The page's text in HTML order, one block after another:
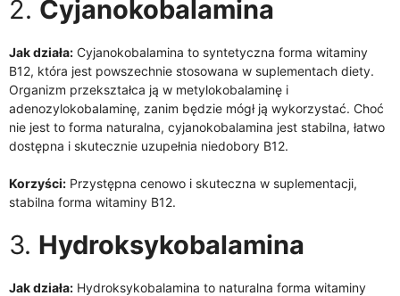
2. Cyjanokobalamina
Jak działa: Cyjanokobalamina to syntetyczna forma witaminy
B12, która jest powszechnie stosowana w suplementach diety.
Organizm przekształca ją w metylokobalaminę i
adenozylokobalaminę, zanim będzie mógł ją wykorzystać. Choć
nie jest to forma naturalna, cyjanokobalamina jest stabilna, łatwo
dostępna i skutecznie uzupełnia niedobory B12.
Korzyści: Przystępna cenowo i skuteczna w suplementacji,
stabilna forma witaminy B12.
3. Hydroksykobalamina
Jak działa: Hydroksykobalamina to naturalna forma witaminy